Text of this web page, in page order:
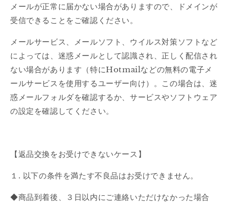
メールが正常に届かない場合がありますので、ドメインが
受信できることをご確認ください。
メールサービス、メールソフト、ウイルス対策ソフトなど
によっては、迷惑メールとして認識され、正しく配信され
ない場合があります （特にHotmailなどの無料の電子メ
ールサービスを使用するユーザー向け）。この場合は、迷
惑メールフォルダを確認するか、サービスやソフトウェア
の設定を確認してください。
【返品交換をお受けできないケース】
１. 以下の条件を満たす不良品はお受けできません。
◆商品到着後、３日以内にご連絡いただけなかった場合